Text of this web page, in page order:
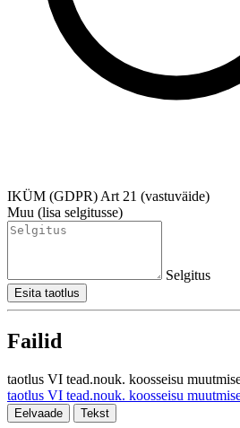
IKÜM (GDPR) Art 21 (vastuväide)
Muu (lisa selgitusse)
Selgitus
Esita taotlus
Failid
taotlus VI tead.nouk. koosseisu
taotlus VI tead.nouk. koosseisu
Eelvaade Tekst